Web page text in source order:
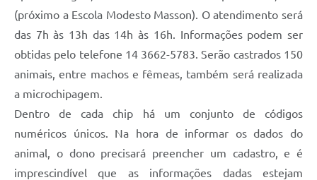
(próximo a Escola Modesto Masson). O atendimento será
das 7h às 13h das 14h às 16h. Informações podem ser
obtidas pelo telefone 14 3662-5783. Serão castrados 150
animais, entre machos e fêmeas, também será realizada
a microchipagem.
Dentro de cada chip há um conjunto de códigos
numéricos únicos. Na hora de informar os dados do
animal, o dono precisará preencher um cadastro, e é
imprescindível que as informações dadas estejam